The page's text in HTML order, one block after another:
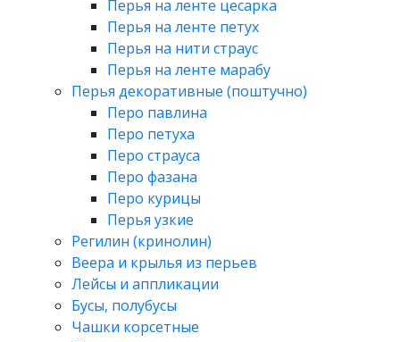
Перья на ленте цесарка
Перья на ленте петух
Перья на нити страус
Перья на ленте марабу
Перья декоративные (поштучно)
Перо павлина
Перо петуха
Перо страуса
Перо фазана
Перо курицы
Перья узкие
Регилин (кринолин)
Веера и крылья из перьев
Лейсы и аппликации
Бусы, полубусы
Чашки корсетные